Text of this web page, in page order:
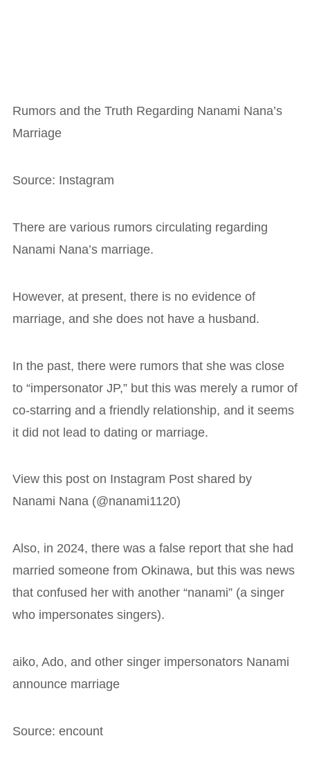
Rumors and the Truth Regarding Nanami Nana’s
Marriage
Source: Instagram
There are various rumors circulating regarding
Nanami Nana’s marriage.
However, at present, there is no evidence of
marriage, and she does not have a husband.
In the past, there were rumors that she was close
to “impersonator JP,” but this was merely a rumor of
co-starring and a friendly relationship, and it seems
it did not lead to dating or marriage.
View this post on Instagram Post shared by
Nanami Nana (@nanami1120)
Also, in 2024, there was a false report that she had
married someone from Okinawa, but this was news
that confused her with another “nanami” (a singer
who impersonates singers).
aiko, Ado, and other singer impersonators Nanami
announce marriage
Source: encount